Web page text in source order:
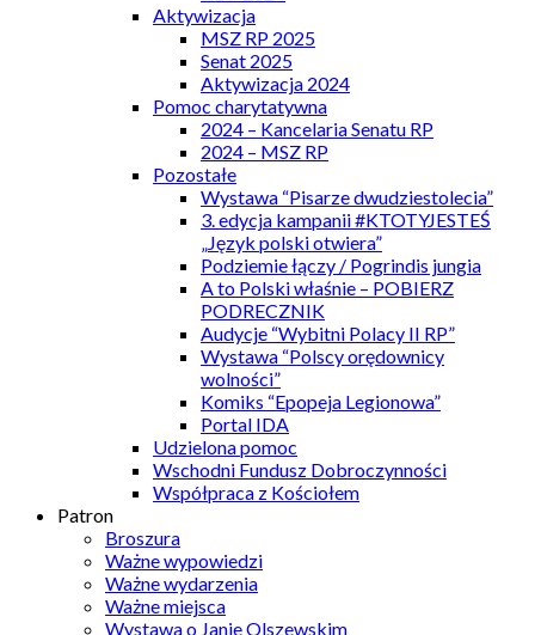
Aktywizacja
MSZ RP 2025
Senat 2025
Aktywizacja 2024
Pomoc charytatywna
2024 – Kancelaria Senatu RP
2024 – MSZ RP
Pozostałe
Wystawa “Pisarze dwudziestolecia”
3. edycja kampanii #KTOTYJESTEŚ
„Język polski otwiera”
Podziemie łączy / Pogrindis jungia
A to Polski właśnie – POBIERZ
PODRECZNIK
Audycje “Wybitni Polacy II RP”
Wystawa “Polscy orędownicy
wolności”
Komiks “Epopeja Legionowa”
Portal IDA
Udzielona pomoc
Wschodni Fundusz Dobroczynności
Współpraca z Kościołem
Patron
Broszura
Ważne wypowiedzi
Ważne wydarzenia
Ważne miejsca
Wystawa o Janie Olszewskim